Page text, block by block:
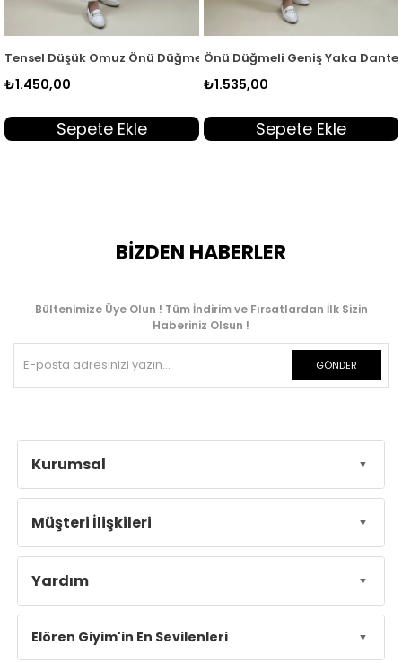
Tunik Yeşil MGZN 7351
Tensel Düşük Omuz Önü Düğmeli Kadın Tunik Mavi MGZN 7351
₺1.450,00
Sepete Ekle
Önü Düğmeli Geniş Yaka Dantel
₺1.535,00
Sepete Ekle
BİZDEN HABERLER
Bültenimize Üye Olun ! Tüm İndirim ve Fırsatlardan İlk Sizin
Haberiniz Olsun !
GÖNDER
Kurumsal
Müşteri İlişkileri
Yardım
Elören Giyim'in En Sevilenleri